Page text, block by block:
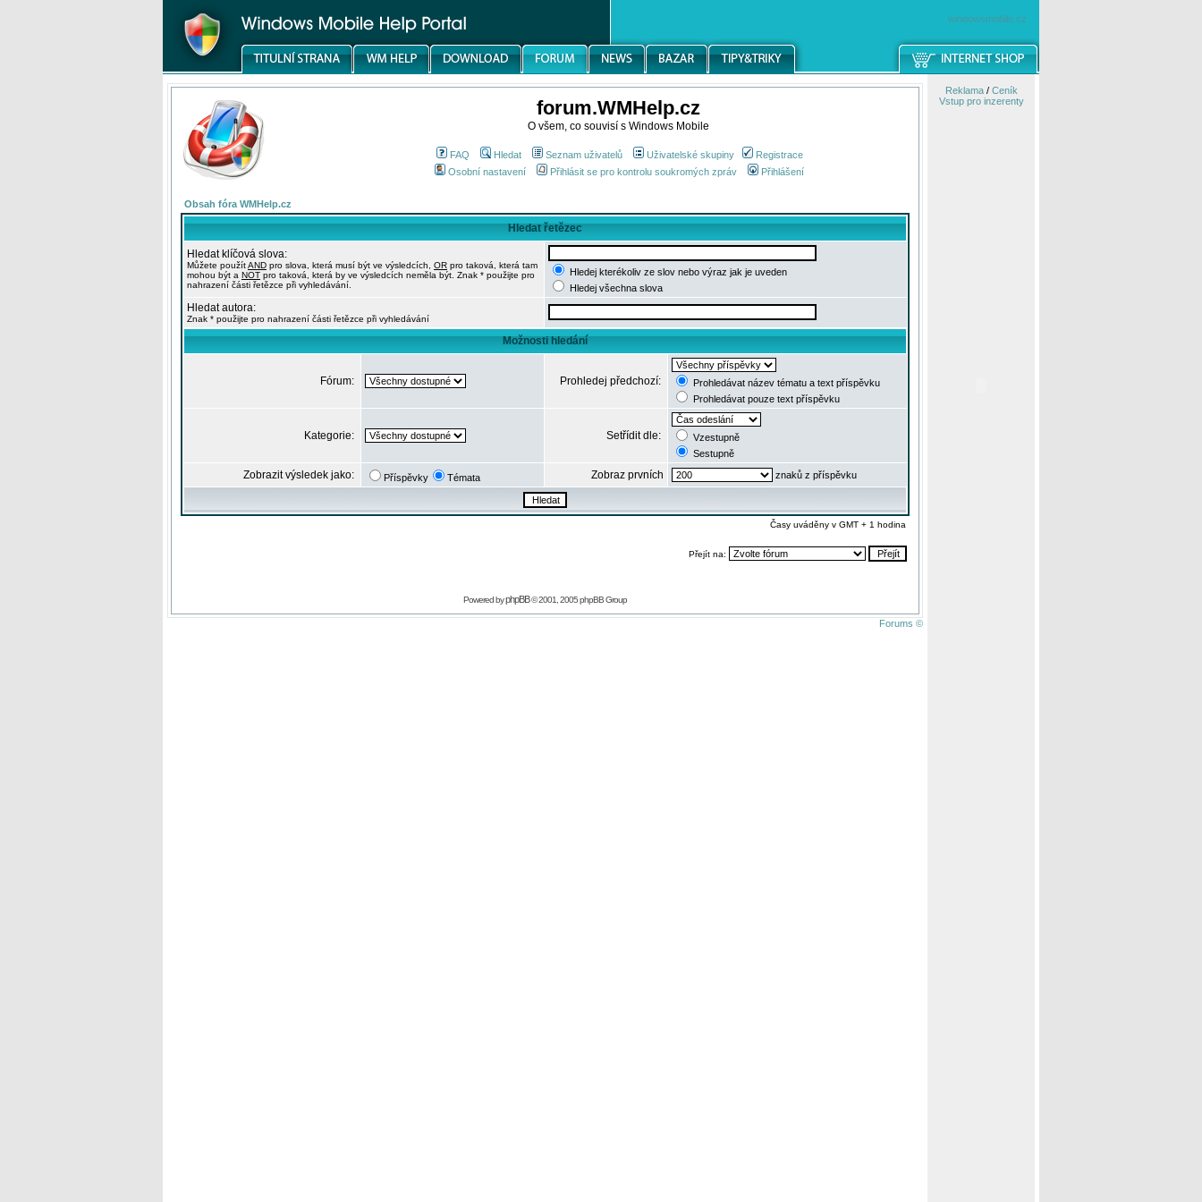
windowsmobile.cz
forum.WMHelp.cz
O všem, co souvisí s Windows Mobile
FAQ Hledat Seznam uživatelů Uživatelské skupiny
Registrace
Osobní nastavení
Přihlásit se pro kontrolu soukromých zpráv Přihlášení
Obsah fóra WMHelp.cz
Hledat řetězec
Hledat klíčová slova:
Můžete použítAND pro slova, která musí být ve výsledcích, OR pro taková, která tam
mohou být a NOT pro taková, která by ve výsledcích neměla být. Znak * použijte pro
nahrazení části řetězce při vyhledávání.
Hledej kterékoliv ze slov nebo výraz jak je uveden
Hledej všechna slova
Hledat autora:
Znak * použijte pro nahrazení části řetězce při vyhledávání
Možnosti hledání
Fórum: Prohledej předchozí:
Prohledávat název tématu a text příspěvku
Prohledávat pouze text příspěvku
Kategorie: Setřídit dle:
Vzestupně
Sestupně
Zobrazit výsledek jako: Příspěvky Témata Zobraz prvních znaků z příspěvku
Časy uváděny v GMT + 1 hodina
Přejít na:
Powered byphpBB© 2001, 2005 phpBB Group
Forums ©
Reklama/ Ceník
Vstup pro inzerenty